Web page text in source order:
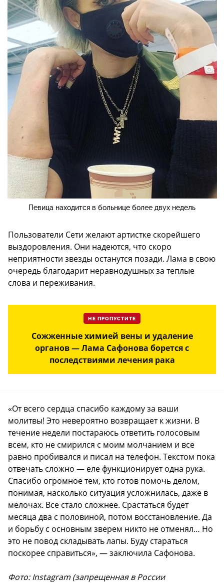
Певица находится в больнице более двух недель
Пользователи Сети желают артистке скорейшего
выздоровления. Они надеются, что скоро
неприятности звезды останутся позади. Лама в свою
очередь благодарит неравнодушных за теплые
слова и переживания.
НЕ ПРОПУСТИТЕ
Сожженные химией вены и удаление
органов — Лама Сафонова борется с
последствиями лечения рака
«От всего сердца спасибо каждому за ваши
молитвы! Это невероятно возвращает к жизни. В
течение недели постараюсь ответить голосовым
всем, кто не смирился с моим молчанием и все
равно пробивался и писал на телефон. Текстом пока
отвечать сложно — еле функционирует одна рука.
Спасибо огромное тем, кто готов помочь делом,
понимая, насколько ситуация усложнилась, даже в
мелочах. Все стало сложнее. Срастаться будет
месяца два с половиной, потом восстановление. Да
и борьбу с основным зверем никто не отменял… Но
это не повод складывать лапы. Буду стараться
поскорее справиться», — заключила Сафонова.
Фото: Instagram (запрещенная в России